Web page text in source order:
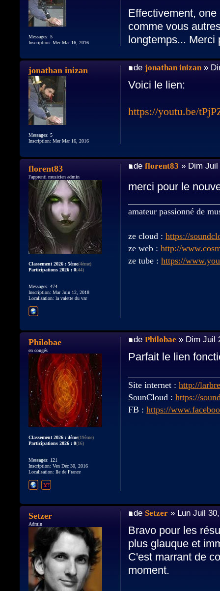
Effectivement,
comme vous
longtemps...
Messages: 5
Inscription: Mer Mar 16, 2016
dejonathan inizan»
Voici le lien:
https://youtu.be/
jonathan inizan
Messages: 5
Inscription: Mer Mar 16, 2016
deflorent83 » Dim Juil
merci pour le
amateur passionné de
ze cloud :https://
ze web :http://
ze tube :https://
florent83
l'apprenti musicien admin
Classement 2026 : 5ème(4ème)
Participations 2026 : 0(44)
Messages: 474
Inscription: Mar Juin 12, 2018
Localisation: la valette du var
dePhilobae » Dim Juil
Parfait le lien
Site internet :http://
SounCloud :https://
FB :https://
Philobae
en congés
Classement 2026 : 4ème(19ème)
Participations 2026 : 0(16)
Messages: 121
Inscription: Ven Déc 30, 2016
Localisation: Ile de France
de Setzer » Lun Juil
Bravo pour les
plus glauque et
C'est marrant de
moment.
Setzer
Admin